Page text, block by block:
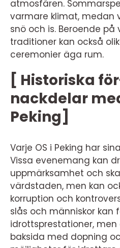
atmosfären.
varmare klimat, medan
snö och is. Beroende
traditioner kan också
ceremonier äga rum.
[ Historiska
nackdelar
Peking]
Varje OS i Peking har
Vissa evenemang kan
uppmärksamhet och
värdstaden, men kan
korruption och
slås och människor kan
idrottsprestationer,
baksida med dopning